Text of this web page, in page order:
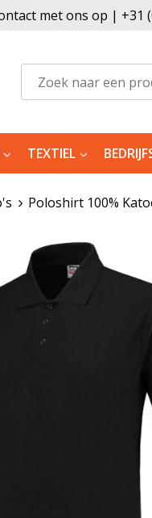
met ons op | +31
TEXTIEL
Poloshirt 100%